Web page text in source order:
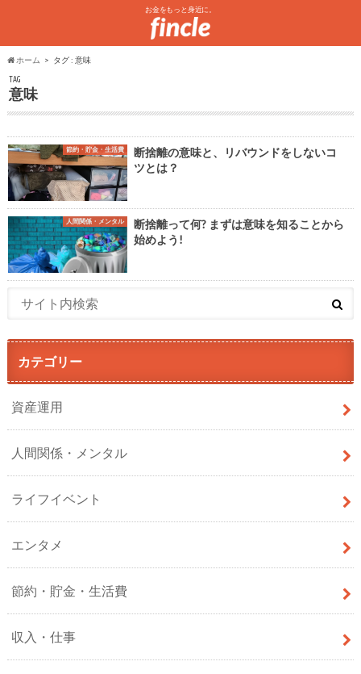
お金をもっと身近に。
ホーム タグ : 意味
TAG
意味
節約・貯金・生活費
断捨離の意味と、リバウンドをしないコ
ツとは？
人間関係・メンタル
断捨離って何? まずは意味を知ることから
始めよう!
カテゴリー
資産運用
人間関係・メンタル
ライフイベント
エンタメ
節約・貯金・生活費
収入・仕事